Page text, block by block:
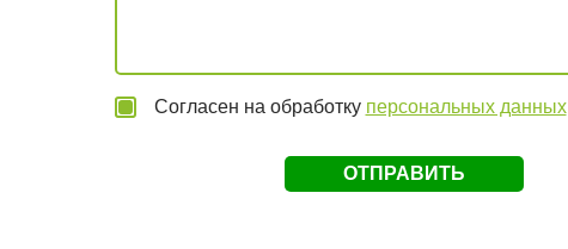
Согласен на обработку персональных данных